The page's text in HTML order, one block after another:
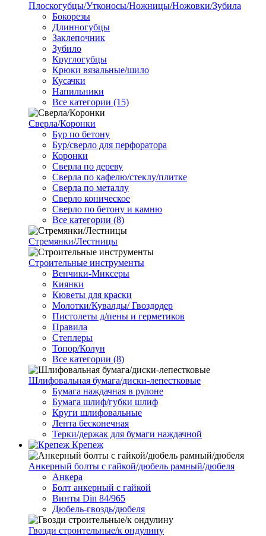
Плоскогубцы/Утконосы/Ножницы/Ножовки/Зубила
Бокорезы
Длинногубцы
Заклепочник
Зубило
Круглогубцы
Крюки вязальные/шило
Кусачки
Напильники
Все категории (15)
Сверла/Коронки
Бур по бетону
Бур/сверло для перфоратора
Коронки
Сверла по дереву
Сверла по кафелю/стеклу/плитке
Сверла по металлу
Сверло коническое
Сверло по бетону и камню
Все категории (8)
Стремянки/Лестницы
Строительные инструменты
Венчики-Миксеры
Киянки
Кюветы для краски
Молотки/Кувалды/ Гвоздодер
Пистолеты д/пены и герметиков
Правила
Степлеры
Топор/Колун
Все категории (8)
Шлифовальная бумага/диски-лепестковые
Бумага наждачная в рулоне
Бумага шлиф/губки шлиф
Круги шлифовальные
Лента бесконечная
Терки/держак для бумаги наждачной
Крепеж
Анкерный болты с гайкой/дюбель рамный/дюбеля
Анкера
Болт анкерный с гайкой
Винты Din 84/965
Дюбель-гвоздь/дюбеля
Гвозди строительные/к ондулину